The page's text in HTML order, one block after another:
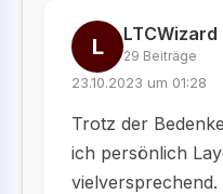
L LTCWizard
29 Beiträge
23.10.2023 um 01:28
Trotz der
ich persönlich